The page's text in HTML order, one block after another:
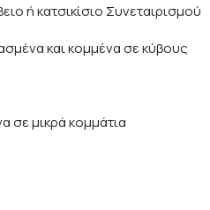
ή κατσικίσιο Συνεταιρισμού
και κομμένα σε κύβους
σε μικρά κομμάτια